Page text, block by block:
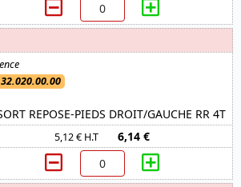
REPOSE-PIEDS DROIT/GAUCHE RR 4T
5,12 € H.T 6,14 €